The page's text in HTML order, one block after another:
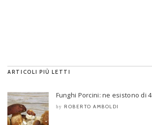
ARTICOLI PIÙ LETTI
Funghi Porcini: ne esistono di
by ROBERTO AMBOLDI